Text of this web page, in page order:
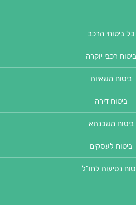
כל ביטוחי הרכב
ביטוח רכבי יוקרה
ביטוח משאיות
ביטוח דירה
ביטוח משכנתא
ביטוח לעסקים
נסיעות לחו"ל